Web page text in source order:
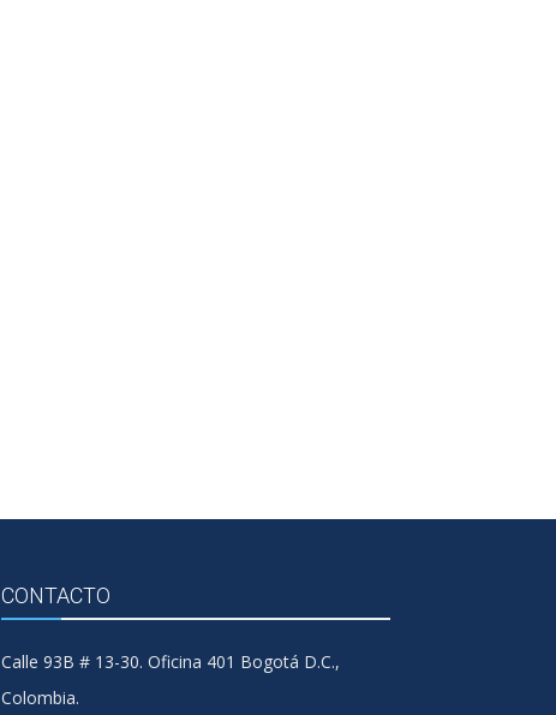
CONTACTO
Calle 93B # 13-30. Oficina 401 Bogotá D.C.,
Colombia.